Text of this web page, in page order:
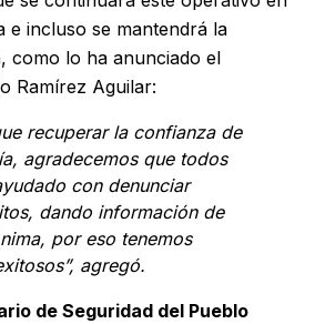
e incluso se mantendrá la
como lo ha anunciado el
Ramírez Aguilar:
recuperar la confianza de
agradecemos que todos
con denunciar
dando información de
por eso tenemos
agregó.
de Seguridad del Pueblo